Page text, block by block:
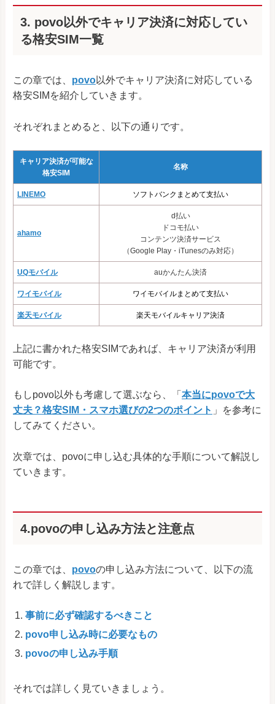
3. povo以外でキャリア決済に対応してい
る格安SIM一覧
この章では、 povo以外でキャリア決済に対応している
格安SIMを紹介していきます。
それぞれまとめると、以下の通りです。
キャリア決済が可能な
格安SIM
名称
LINEMO ソフトバンクまとめて支払い
ahamo
d払い
ドコモ払い
コンテンツ決済サービス
（Google Play・iTunesのみ対応）
UQモバイル auかんたん決済
ワイモバイル ワイモバイルまとめて支払い
楽天モバイル 楽天モバイルキャリア決済
上記に書かれた格安SIMであれば、キャリア決済が利用
可能です。
もしpovo以外も考慮して選ぶなら、「 本当にpovoで大
丈夫？格安SIM・スマホ選びの2つのポイント 」を参考に
してみてください。
次章では、povoに申し込む具体的な手順について解説し
ていきます。
4.povoの申し込み方法と注意点
この章では、 povoの申し込み方法について、以下の流
れで詳しく解説します。
事前に必ず確認するべきこと
povo申し込み時に必要なもの
povoの申し込み手順
それでは詳しく見ていきましょう。